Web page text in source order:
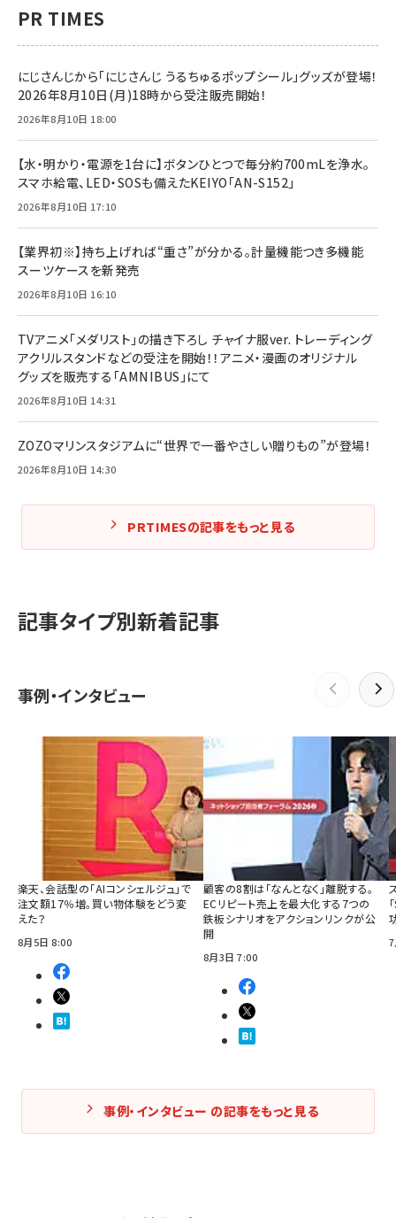
PR TIMES
にじさんじから「にじさんじ うるちゅるポップシール」グッズが登場！
2026年8月10日(月)18時から受注販売開始！
2026年8月10日 18:00
【水・明かり・電源を1台に】ボタンひとつで毎分約700mLを浄水。
スマホ給電、LED・SOSも備えたKEIYO「AN-S152」
2026年8月10日 17:10
【業界初※】持ち上げれば“重さ”が分かる。計量機能つき多機能
スーツケースを新発売
2026年8月10日 16:10
TVアニメ「メダリスト」の描き下ろし チャイナ服ver. トレーディング
アクリルスタンドなどの受注を開始！！アニメ・漫画のオリジナル
グッズを販売する「AMNIBUS」にて
2026年8月10日 14:31
ZOZOマリンスタジアムに“世界で一番やさしい贈りもの”が登場！
2026年8月10日 14:30
PRTIMESの記事をもっと見る
記事タイプ別新着記事
事例・インタビュー
楽天、会話型の「AIコンシェルジュ」で
注文額17％増。買い物体験をどう変
えた？
8月5日 8:00
顧客の8割は「なんとなく」離脱する。
ECリピート売上を最大化する7つの
鉄板シナリオをアクションリンクが公
開
8月3日 7:00
事例・インタビュー の記事をもっと見る